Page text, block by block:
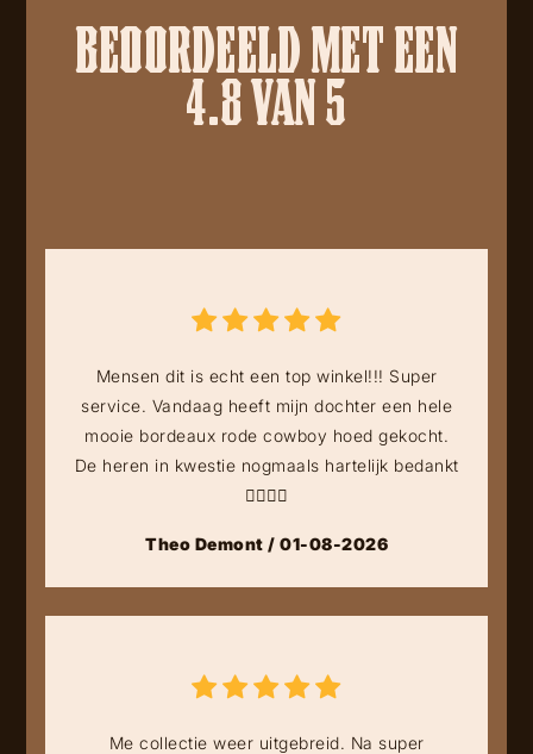
BEOORDEELD MET EEN
4.8 VAN 5
Mensen dit is echt een top winkel!!! Super
service. Vandaag heeft mijn dochter een hele
mooie bordeaux rode cowboy hoed gekocht.
De heren in kwestie nogmaals hartelijk bedankt
👍🏻👍🏻
Theo Demont / 01-08-2026
Me collectie weer uitgebreid. Na super